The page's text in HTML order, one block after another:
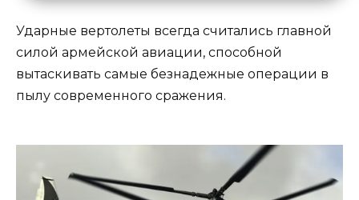
Ударные вертолеты всегда считались главной
силой армейской авиации, способной
вытаскивать самые безнадежные операции в
пылу современного сражения.